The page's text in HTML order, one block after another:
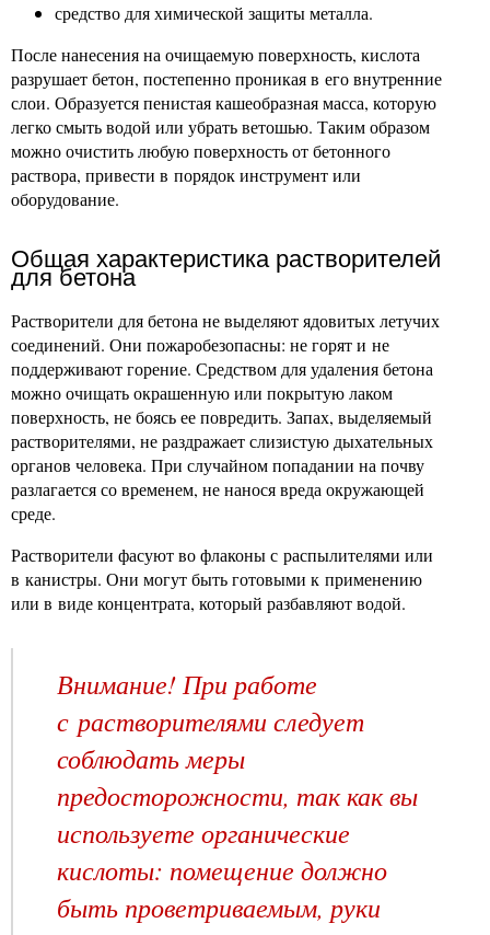
средство для химической защиты металла.
После нанесения на очищаемую поверхность, кислота
разрушает бетон, постепенно проникая в его внутренние
слои. Образуется пенистая кашеобразная масса, которую
легко смыть водой или убрать ветошью. Таким образом
можно очистить любую поверхность от бетонного
раствора, привести в порядок инструмент или
оборудование.
Общая характеристика растворителей
для бетона
Растворители для бетона не выделяют ядовитых летучих
соединений. Они пожаробезопасны: не горят и не
поддерживают горение. Средством для удаления бетона
можно очищать окрашенную или покрытую лаком
поверхность, не боясь ее повредить. Запах, выделяемый
растворителями, не раздражает слизистую дыхательных
органов человека. При случайном попадании на почву
разлагается со временем, не нанося вреда окружающей
среде.
Растворители фасуют во флаконы с распылителями или
в канистры. Они могут быть готовыми к применению
или в виде концентрата, который разбавляют водой.
Внимание! При работе
с растворителями следует
соблюдать меры
предосторожности, так как вы
используете органические
кислоты: помещение должно
быть проветриваемым, руки